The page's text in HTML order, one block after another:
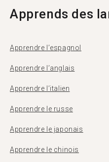
Apprends des
Apprendre l’espagnol
Apprendre l’anglais
Apprendre l’italien
Apprendre le russe
Apprendre le japonais
Apprendre le chinois